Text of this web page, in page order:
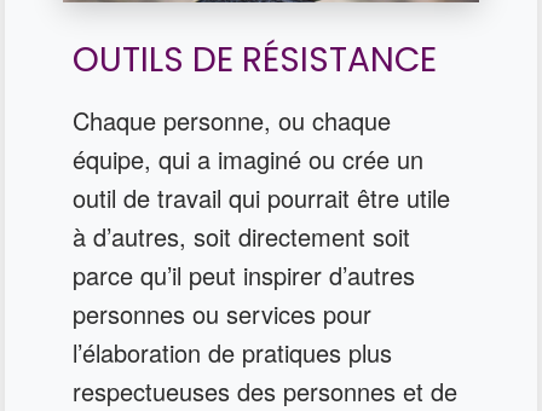
OUTILS DE RÉSISTANCE
Chaque personne, ou chaque
équipe, qui a imaginé ou crée un
outil de travail qui pourrait être utile
à d’autres, soit directement soit
parce qu’il peut inspirer d’autres
personnes ou services pour
l’élaboration de pratiques plus
respectueuses des personnes et de